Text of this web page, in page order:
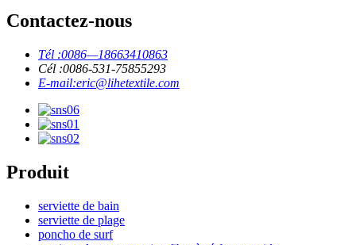
Contactez-nous
Tél :0086—18663410863
Cél :0086-531-75855293
E-mail:eric@lihetextile.com
Produit
serviette de bain
serviette de plage
poncho de surf